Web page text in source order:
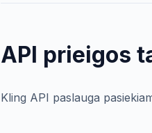
API prieigos
Kling API paslauga